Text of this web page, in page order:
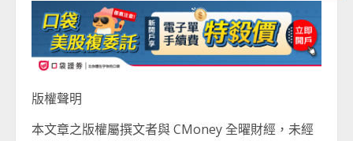
版權聲明
本文章之版權屬撰文者與 CMoney 全曜財經，未經